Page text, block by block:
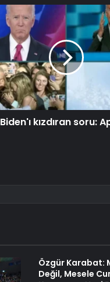
Biden'ı kızdıran soru:
Özgür Karabat:
Değil, Mesele